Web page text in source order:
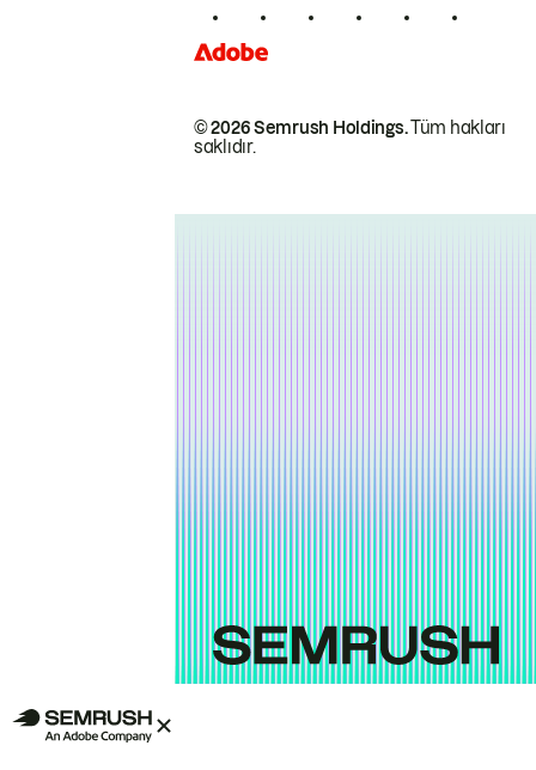
© 2026 Semrush Holdings.Tüm hakları
saklıdır.